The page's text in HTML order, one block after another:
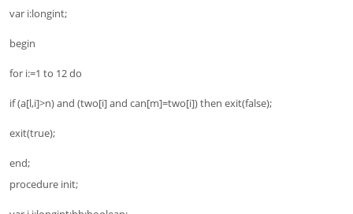
var i:longint;
begin
for i:=1 to 12 do
if (a[l,i]>n) and (two[i] and can[m]=two[i]) then exit(false);
exit(true);
end;
procedure init;